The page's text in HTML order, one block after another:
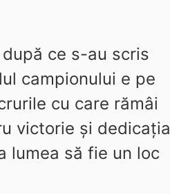
ce s-au scris
campionului e pe
cu care rămâi
victorie şi dedicaţia
lumea să fie un loc